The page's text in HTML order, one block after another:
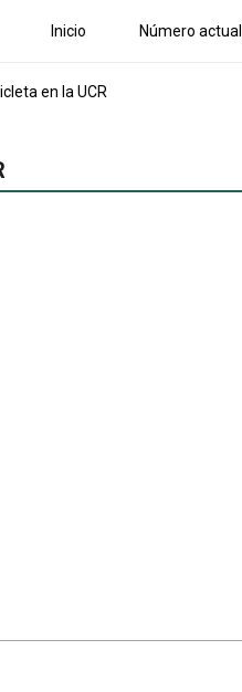
Inicio Número actual
en la UCR